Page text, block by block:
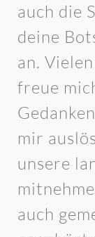
auch die
deine
an.
freue
mir
unsere
auch